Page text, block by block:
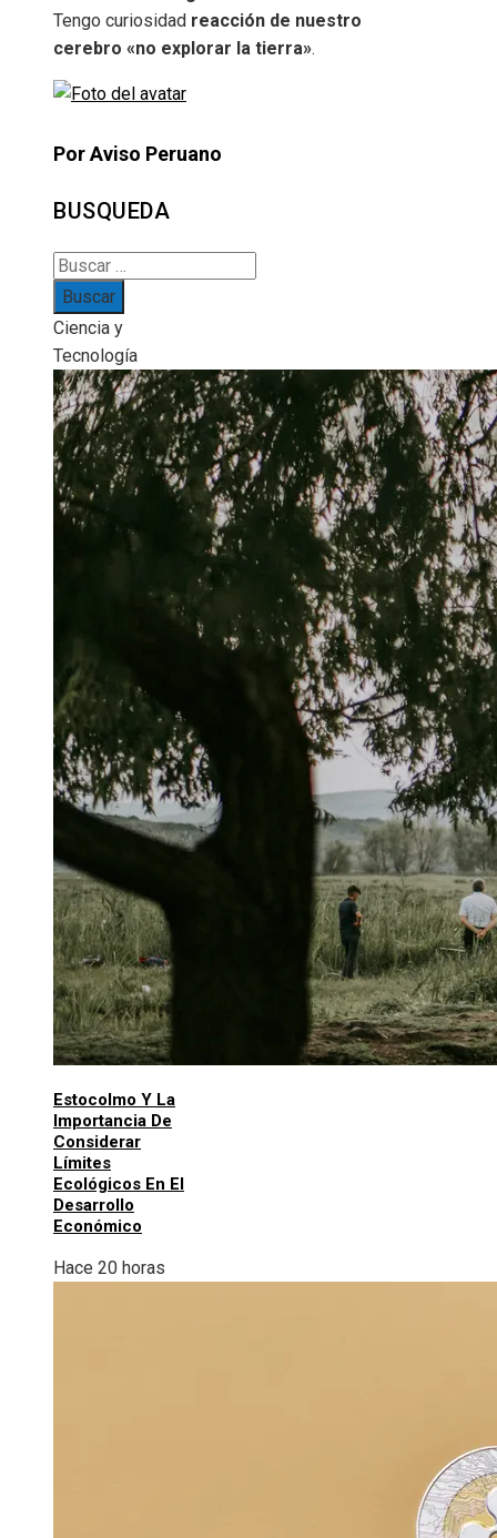
Tengo curiosidad reacción de nuestro
cerebro «no explorar la tierra».
Por Aviso Peruano
BUSQUEDA
Buscar:
Ciencia y
Tecnología
Estocolmo Y La
Importancia De
Considerar
Límites
Ecológicos En El
Desarrollo
Económico
Hace 20 horas